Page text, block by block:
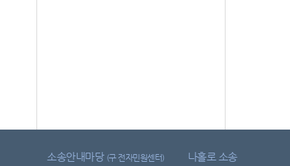
소송안내마당 (구 전자민원센터) 나홀로 소송